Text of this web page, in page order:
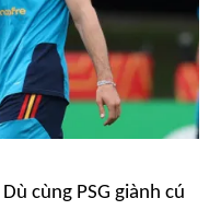
Dù cùng PSG giành cú